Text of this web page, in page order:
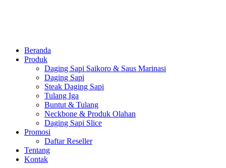
Beranda
Produk
Daging Sapi Saikoro & Saus Marinasi
Daging Sapi
Steak Daging Sapi
Tulang Iga
Buntut & Tulang
Neckbone & Produk Olahan
Daging Sapi Slice
Promosi
Daftar Reseller
Tentang
Kontak